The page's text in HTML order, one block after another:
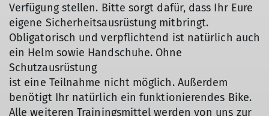
Verfügung stellen. Bitte sorgt dafür, dass Ihr Eure
eigene Sicherheitsausrüstung mitbringt.
Obligatorisch und verpflichtend ist natürlich auch
ein Helm sowie Handschuhe. Ohne
Schutzausrüstung
ist eine Teilnahme nicht möglich. Außerdem
benötigt Ihr natürlich ein funktionierendes Bike.
Alle weiteren Trainingsmittel werden von uns zur